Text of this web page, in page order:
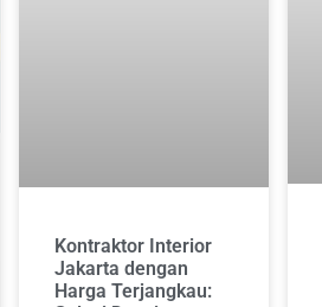
Kontraktor Interior
Jakarta dengan
Harga Terjangkau: